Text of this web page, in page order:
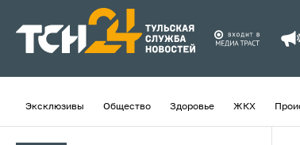
Эксклюзивы Общество Здоровье ЖКХ